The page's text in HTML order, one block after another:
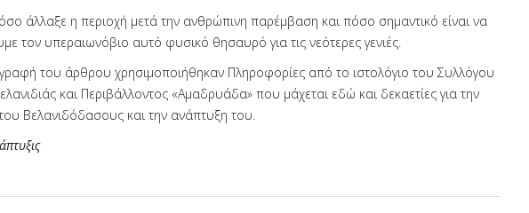
άλλαξε η περιοχή μετά την ανθρώπινη παρέμβαση και πόσο σημαντικό είναι να
τον υπεραιωνόβιο αυτό φυσικό θησαυρό για τις νεότερες γενιές.
του άρθρου χρησιμοποιήθηκαν Πληροφορίες από το ιστολόγιο του Συλλόγου
και Περιβάλλοντος «Αμαδρυάδα» που μάχεται εδώ και δεκαετίες για την
Βελανιδόδασους και την ανάπτυξη του.